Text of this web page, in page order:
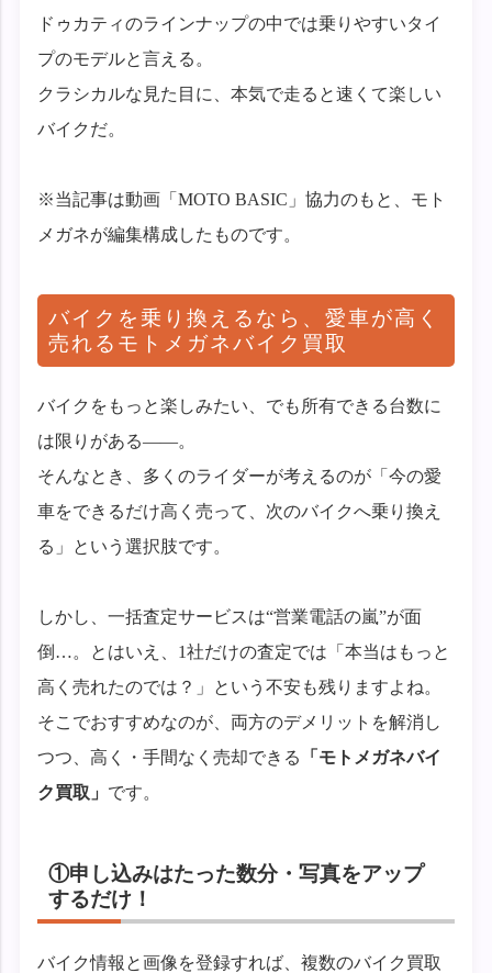
ドゥカティのラインナップの中では乗りやすいタイ
プのモデルと言える。
クラシカルな見た目に、本気で走ると速くて楽しい
バイクだ。
※当記事は動画「MOTO BASIC」協力のもと、モト
メガネが編集構成したものです。
バイクを乗り換えるなら、愛車が高く
売れるモトメガネバイク買取
バイクをもっと楽しみたい、でも所有できる台数に
は限りがある——。
そんなとき、多くのライダーが考えるのが「今の愛
車をできるだけ高く売って、次のバイクへ乗り換え
る」という選択肢です。
しかし、一括査定サービスは“営業電話の嵐”が面
倒…。とはいえ、1社だけの査定では「本当はもっと
高く売れたのでは？」という不安も残りますよね。
そこでおすすめなのが、両方のデメリットを解消し
つつ、高く・手間なく売却できる
「モトメガネバイ
ク買取」 です。
①申し込みはたった数分・写真をアップ
するだけ！
バイク情報と画像を登録すれば、複数のバイク買取